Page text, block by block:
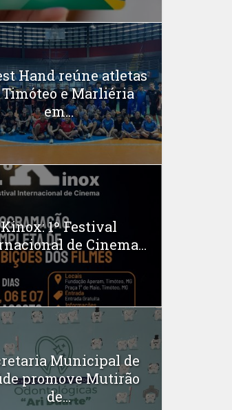
Hand reúne atletas
Timóteo e Marliéria
em...
Kinox: 1º Festival
de Cinema...
Municipal de
promove Mutirão
de...